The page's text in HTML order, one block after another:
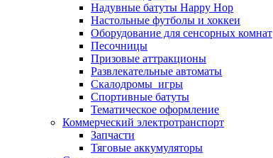
Надувные батуты Happy Hop
Настольные футболы и хоккеи
Оборудование для сенсорных комнат
Песочницы
Призовые аттракционы
Развлекательные автоматы
Скалодромы_игры
Спортивные батуты
Тематическое оформление
Коммерческий электротранспорт
Запчасти
Тяговые аккумуляторы